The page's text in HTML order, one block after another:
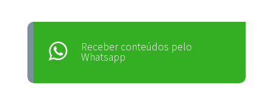
Receber conteúdos pelo
Whatsapp